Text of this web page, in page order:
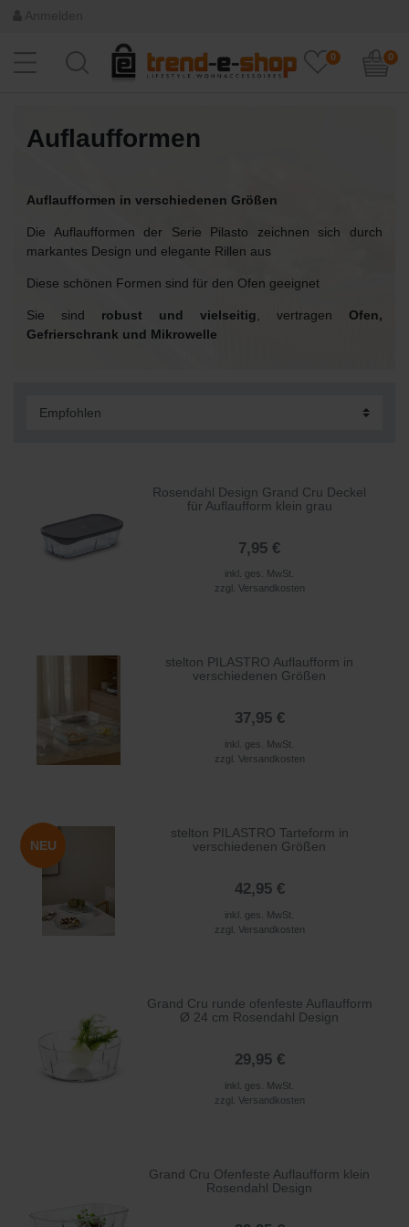
0 0
Auflaufformen
Auflaufformen in verschiedenen Größen
Die Auflaufformen der Serie Pilasto zeichnen sich durch
markantes Design und elegante Rillen aus
Diese schönen Formen sind für den Ofen geeignet
Sie sind robust und vielseitig , vertragen Ofen,
Gefrierschrank und Mikrowelle
Rosendahl Design Grand Cru Deckel
für Auflaufform klein grau
7,95 €
inkl. ges. MwSt.
zzgl. Versandkosten
stelton PILASTRO Auflaufform in
verschiedenen Größen
37,95 €
inkl. ges. MwSt.
zzgl. Versandkosten
NEU
stelton PILASTRO Tarteform in
verschiedenen Größen
42,95 €
inkl. ges. MwSt.
zzgl. Versandkosten
Grand Cru runde ofenfeste Auflaufform
Ø 24 cm Rosendahl Design
29,95 €
inkl. ges. MwSt.
zzgl. Versandkosten
Grand Cru Ofenfeste Auflaufform klein
Rosendahl Design